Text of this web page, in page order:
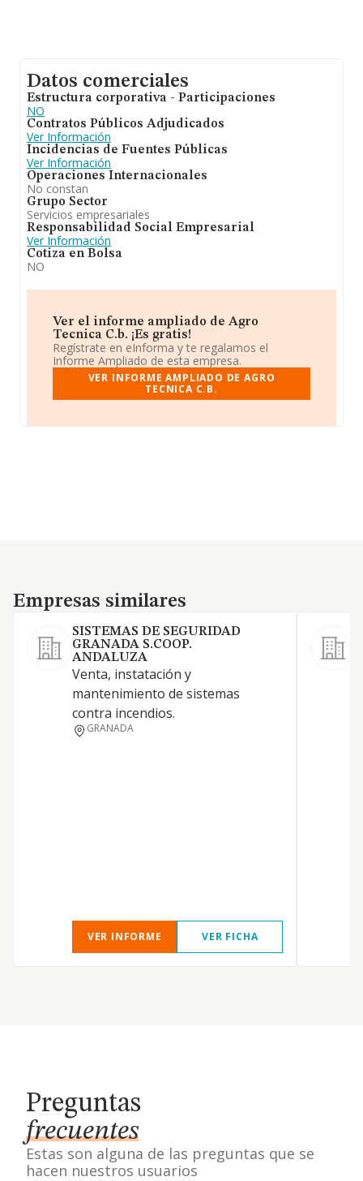
Datos comerciales
Estructura corporativa - Participaciones
NO
Contratos Públicos Adjudicados
Ver Información
Incidencias de Fuentes Públicas
Ver Información
Operaciones Internacionales
No constan
Grupo Sector
Servicios empresariales
Responsabilidad Social Empresarial
Ver Información
Cotiza en Bolsa
NO
Ver el informe ampliado de Agro
Tecnica C.b. ¡Es gratis!
Regístrate en eInforma y te regalamos el
Informe Ampliado de esta empresa.
VER INFORME AMPLIADO DE AGRO
TECNICA C.B.
Empresas similares
Empresas similares
SISTEMAS DE SEGURIDAD
GRANADA S.COOP.
ANDALUZA
Venta, instatación y
mantenimiento de sistemas
contra incendios.
GRANADA
VER INFORME VER FICHA
Preguntas
frecuentes
Estas son alguna de las preguntas que se
hacen nuestros usuarios